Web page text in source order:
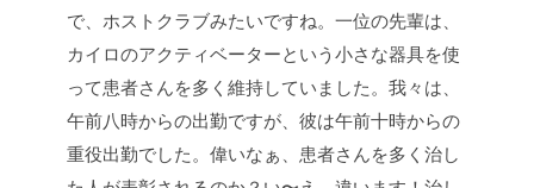
で、ホストクラブみたいですね。一位の先輩は、
カイロのアクティベーターという小さな器具を使
って患者さんを多く維持していました。我々は、
午前八時からの出勤ですが、彼は午前十時からの
重役出勤でした。偉いなぁ、患者さんを多く治し